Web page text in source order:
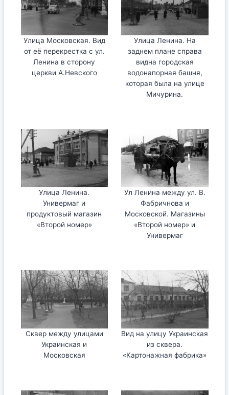
Улица Московская. Вид
от её перекрестка с ул.
Ленина в сторону
церкви А.Невского
Улица Ленина. На
заднем плане справа
видна городская
водонапорная башня,
которая была на улице
Мичурина.
Улица Ленина.
Универмаг и
продуктовый магазин
«Второй номер»
Ул Ленина между ул. В.
Фабричнова и
Московской. Магазины
«Второй номер» и
Универмаг
Сквер между улицами
Украинская и
Московская
Вид на улицу Украинская
из сквера.
«Картонажная фабрика»